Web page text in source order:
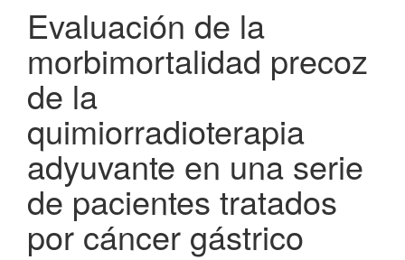
Evaluación de la
morbimortalidad precoz
de la
quimiorradioterapia
adyuvante en una serie
de pacientes tratados
por cáncer gástrico